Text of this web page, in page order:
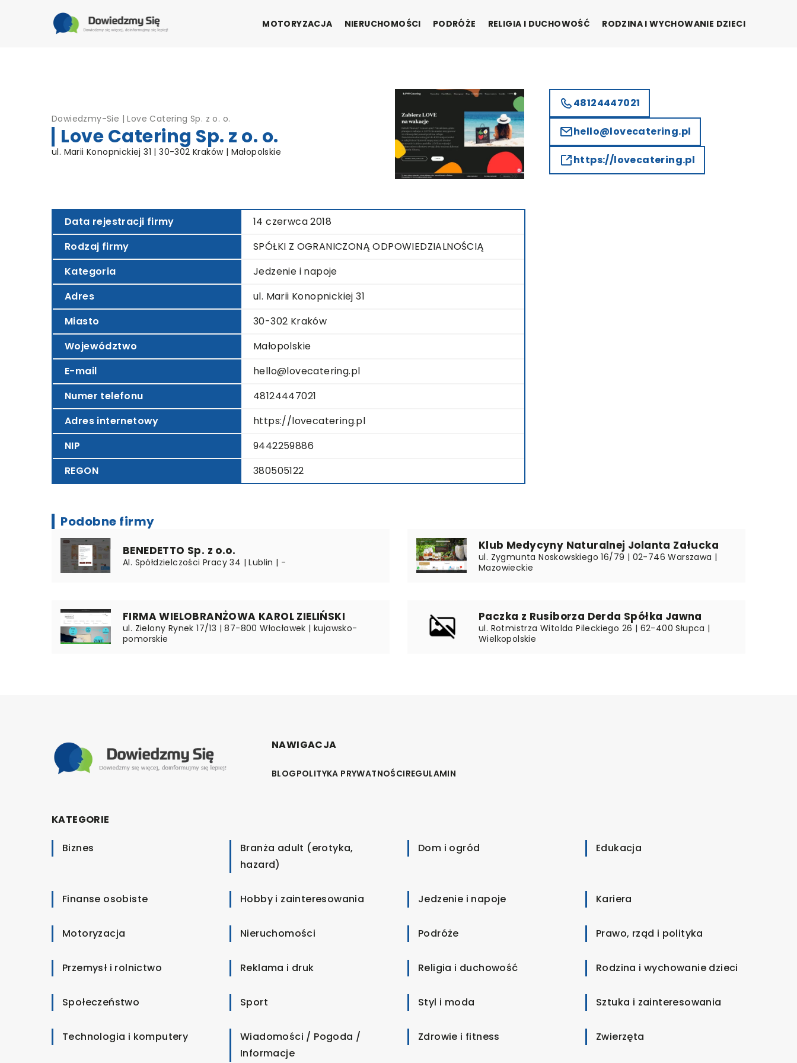
MOTORYZACJA NIERUCHOMOŚCI PODRÓŻE RELIGIA I DUCHOWOŚĆ RODZINA I WYCHOWANIE DZIECI
Dowiedzmy-Sie |Love Catering Sp. z o. o.
Love Catering Sp. z o. o.
ul. Marii Konopnickiej 31 | 30-302 Kraków | Małopolskie
Data rejestracji firmy
14 czerwca 2018
Rodzaj firmy
SPÓŁKI Z OGRANICZONĄ ODPOWIEDZIALNOŚCIĄ
Kategoria
Jedzenie i napoje
Adres
ul. Marii Konopnickiej 31
Miasto
30-302 Kraków
Województwo
Małopolskie
E-mail
hello@lovecatering.pl
Numer telefonu
48124447021
Adres internetowy
https://lovecatering.pl
NIP
9442259886
REGON
380505122
48124447021
hello@lovecatering.pl
https://lovecatering.pl
Podobne firmy
BENEDETTO Sp. z o.o.
Al. Spółdzielczości Pracy 34 | Lublin | -
Klub Medycyny Naturalnej Jolanta Załucka
ul. Zygmunta Noskowskiego 16/79 | 02-746 Warszawa |
Mazowieckie
FIRMA WIELOBRANŻOWA KAROL ZIELIŃSKI
ul. Zielony Rynek 17/13 | 87-800 Włocławek | kujawsko-
pomorskie
Paczka z Rusiborza Derda Spółka Jawna
ul. Rotmistrza Witolda Pileckiego 26 | 62-400 Słupca |
Wielkopolskie
NAWIGACJA
BLOGPOLITYKA PRYWATNOŚCIREGULAMIN
KATEGORIE
Biznes
Branża adult (erotyka,
hazard)
Dom i ogród Edukacja
Finanse osobiste Hobby i zainteresowania Jedzenie i napoje Kariera
Motoryzacja Nieruchomości Podróże Prawo, rząd i polityka
Przemysł i rolnictwo Reklama i druk Religia i duchowość Rodzina i wychowanie dzieci
Społeczeństwo Sport Styl i moda Sztuka i zainteresowania
Technologia i komputery
Wiadomości / Pogoda /
Informacje
Zdrowie i fitness Zwierzęta